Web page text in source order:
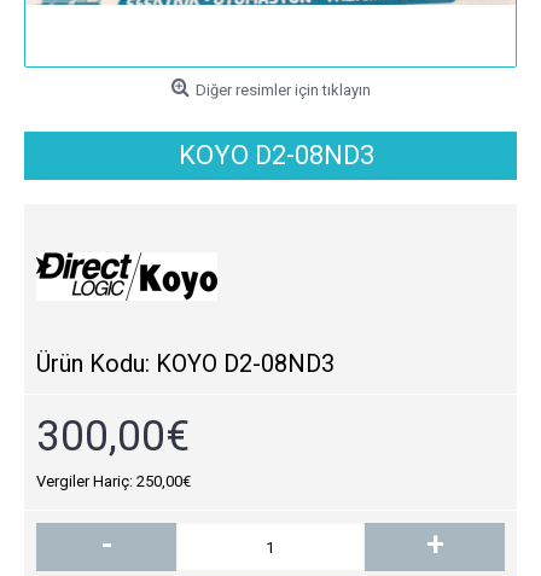
Diğer resimler için tıklayın
KOYO D2-08ND3
Ürün Kodu: KOYO D2-08ND3
300,00€
Vergiler Hariç: 250,00€
- +